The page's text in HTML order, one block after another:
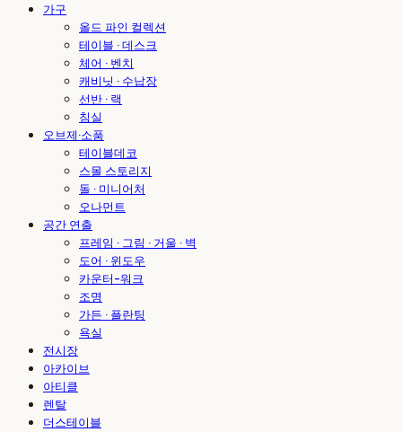
가구
올드 파인 컬렉션
테이블 · 데스크
체어 · 벤치
캐비닛 · 수납장
선반 · 랙
침실
오브제·소품
테이블데코
스몰 스토리지
돌 · 미니어처
오나먼트
공간 연출
프레임 · 그림 · 거울 · 벽
도어 · 윈도우
카운터-워크
조명
가든 · 플란팅
욕실
전시장
아카이브
아티클
렌탈
더스테이블